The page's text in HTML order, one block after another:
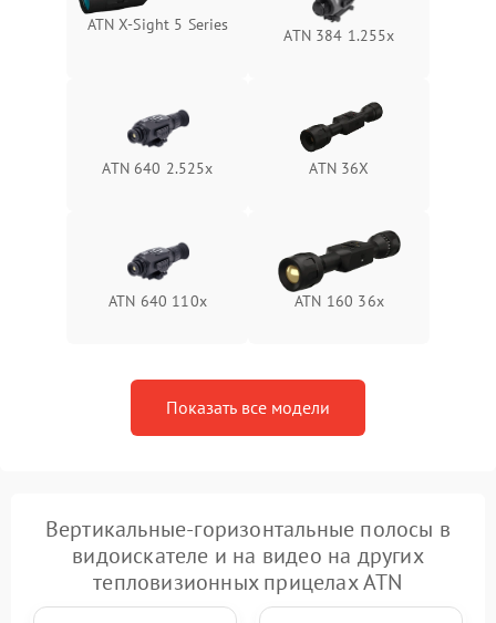
Поломка системы защиты
от перенапряжения
Подробнее →
ATN X‑Sight 5 Series
ATN 384 1.255х
ATN 640 2.525x ATN 36X
ATN 640 110x ATN 160 36x
Показать все модели
Вертикальные-горизонтальные полосы в
видоискателе и на видео на других
тепловизионных прицелах ATN